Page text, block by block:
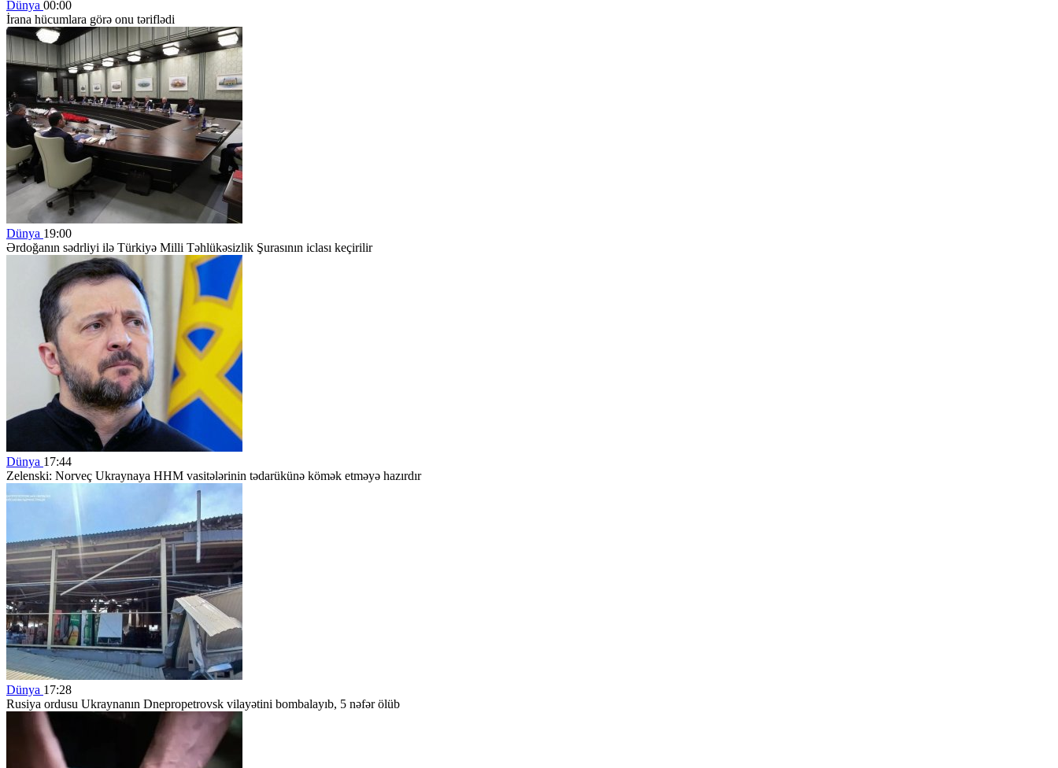
Dünya 00:00
İrana hücumlara görə onu təriflədi
Dünya 19:00
Ərdoğanın sədrliyi ilə Türkiyə Milli Təhlükəsizlik Şurasının iclası keçirilir
Dünya 17:44
Zelenski: Norveç Ukraynaya HHM vasitələrinin tədarükünə kömək etməyə hazırdır
Dünya 17:28
Rusiya ordusu Ukraynanın Dnepropetrovsk vilayətini bombalayıb, 5 nəfər ölüb